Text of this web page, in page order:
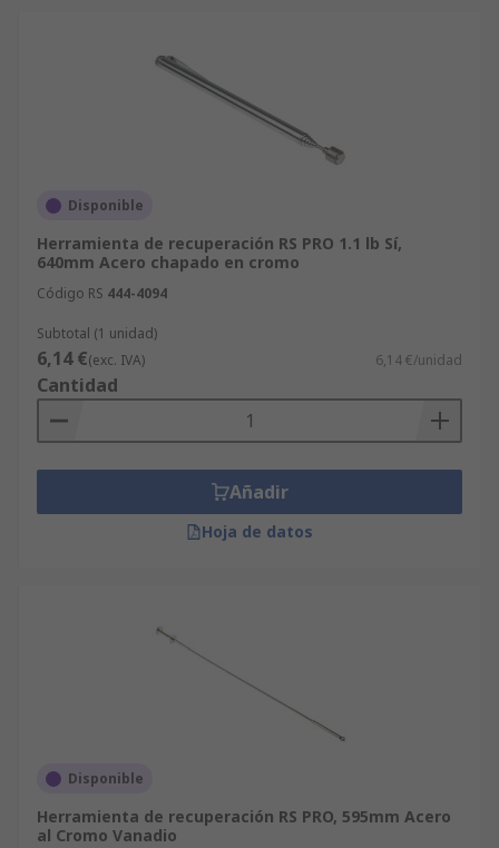
Disponible
Herramienta de recuperación RS PRO 1.1 lb Sí,
640mm Acero chapado en cromo
Código RS 444-4094
Subtotal (1 unidad)
6,14 €(exc. IVA) 6,14 €/unidad
Cantidad
Añadir
Hoja de datos
Disponible
Herramienta de recuperación RS PRO, 595mm Acero
al Cromo Vanadio